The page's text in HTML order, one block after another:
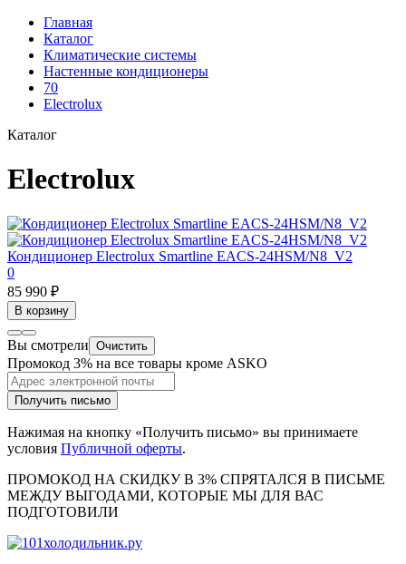
Главная
Каталог
Климатические системы
Настенные кондиционеры
70
Electrolux
Каталог
Electrolux
Кондиционер Electrolux Smartline EACS-24HSM/N8_V2
0
85 990 ₽
В корзину
Вы смотрели Очистить
Промокод 3% на все товары кроме ASKO
Получить письмо
Нажимая на кнопку «Получить письмо» вы принимаете
условия Публичной оферты.
ПРОМОКОД НА СКИДКУ В 3% СПРЯТАЛСЯ В ПИCЬМЕ
МЕЖДУ ВЫГОДАМИ, КОТОРЫЕ МЫ ДЛЯ ВАС
ПОДГОТОВИЛИ